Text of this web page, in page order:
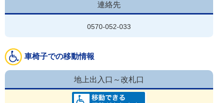
連絡先
0570-052-033
車椅子での移動情報
地上出入口～改札口